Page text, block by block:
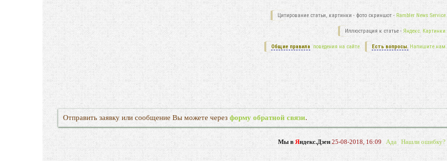
Цитирование статьи, картинки - фото скриншот - Rambler News Service.
Иллюстрация к статье - Яндекс. Картинки.
Есть вопросы. Напишите нам.
Общие правила поведения на сайте.
Отправить заявку или сообщение Вы можете через форму обратной связи.
Мы в Яндекс.Дзен25-08-2018, 16:09 Ада Нашли ошибку?